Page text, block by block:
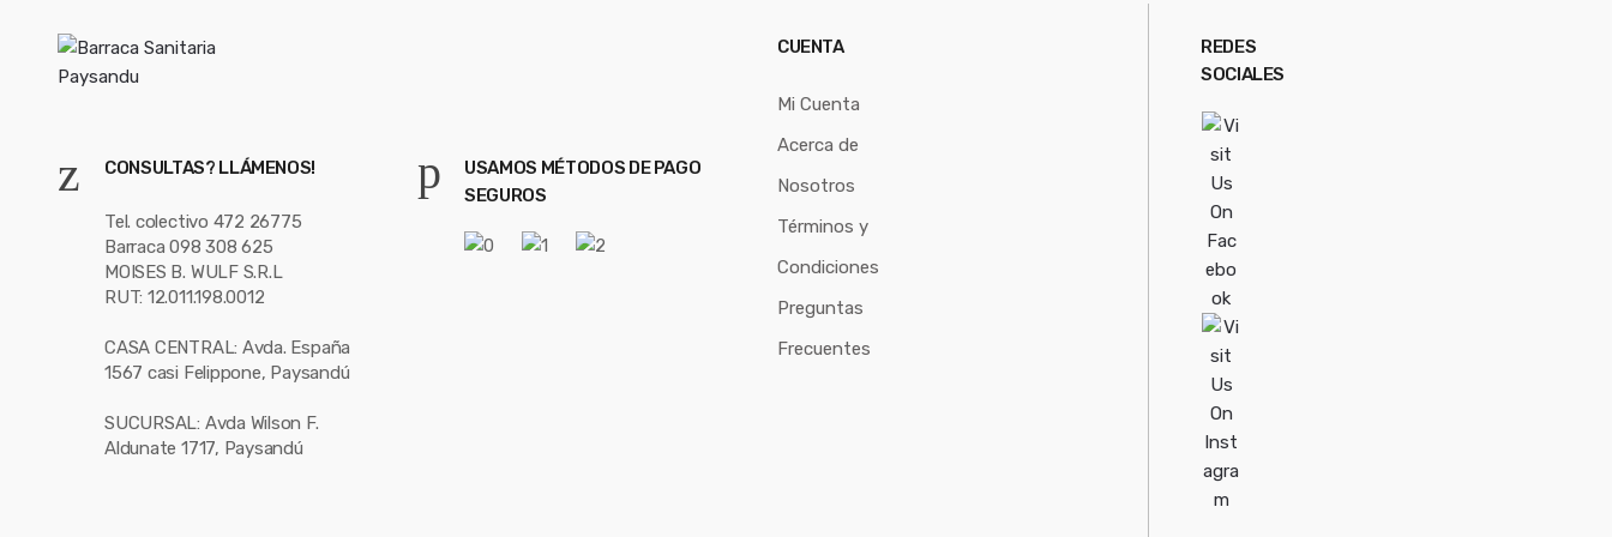
CONSULTAS? LLÁMENOS!
Tel. colectivo 472 26775
Barraca 098 308 625
MOISES B. WULF S.R.L
RUT: 12.011.198.0012
CASA CENTRAL: Avda. España
1567 casi Felippone, Paysandú
SUCURSAL: Avda Wilson F.
Aldunate 1717, Paysandú
USAMOS MÉTODOS DE PAGO
SEGUROS
CUENTA
Mi Cuenta
Acerca de
Nosotros
Términos y
Condiciones
Preguntas
Frecuentes
REDES
SOCIALES